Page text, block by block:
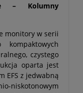
– Kolumny
monitory w serii
czystego
oparta jest
EFS z jedwabną
niskotonowym